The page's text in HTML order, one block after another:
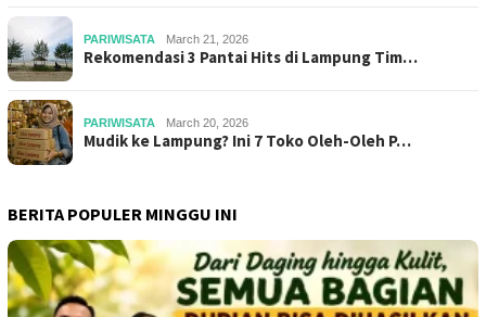
PARIWISATA March 21, 2026
Rekomendasi 3 Pantai Hits di Lampung Tim…
PARIWISATA March 20, 2026
Mudik ke Lampung? Ini 7 Toko Oleh-Oleh P…
BERITA POPULER MINGGU INI